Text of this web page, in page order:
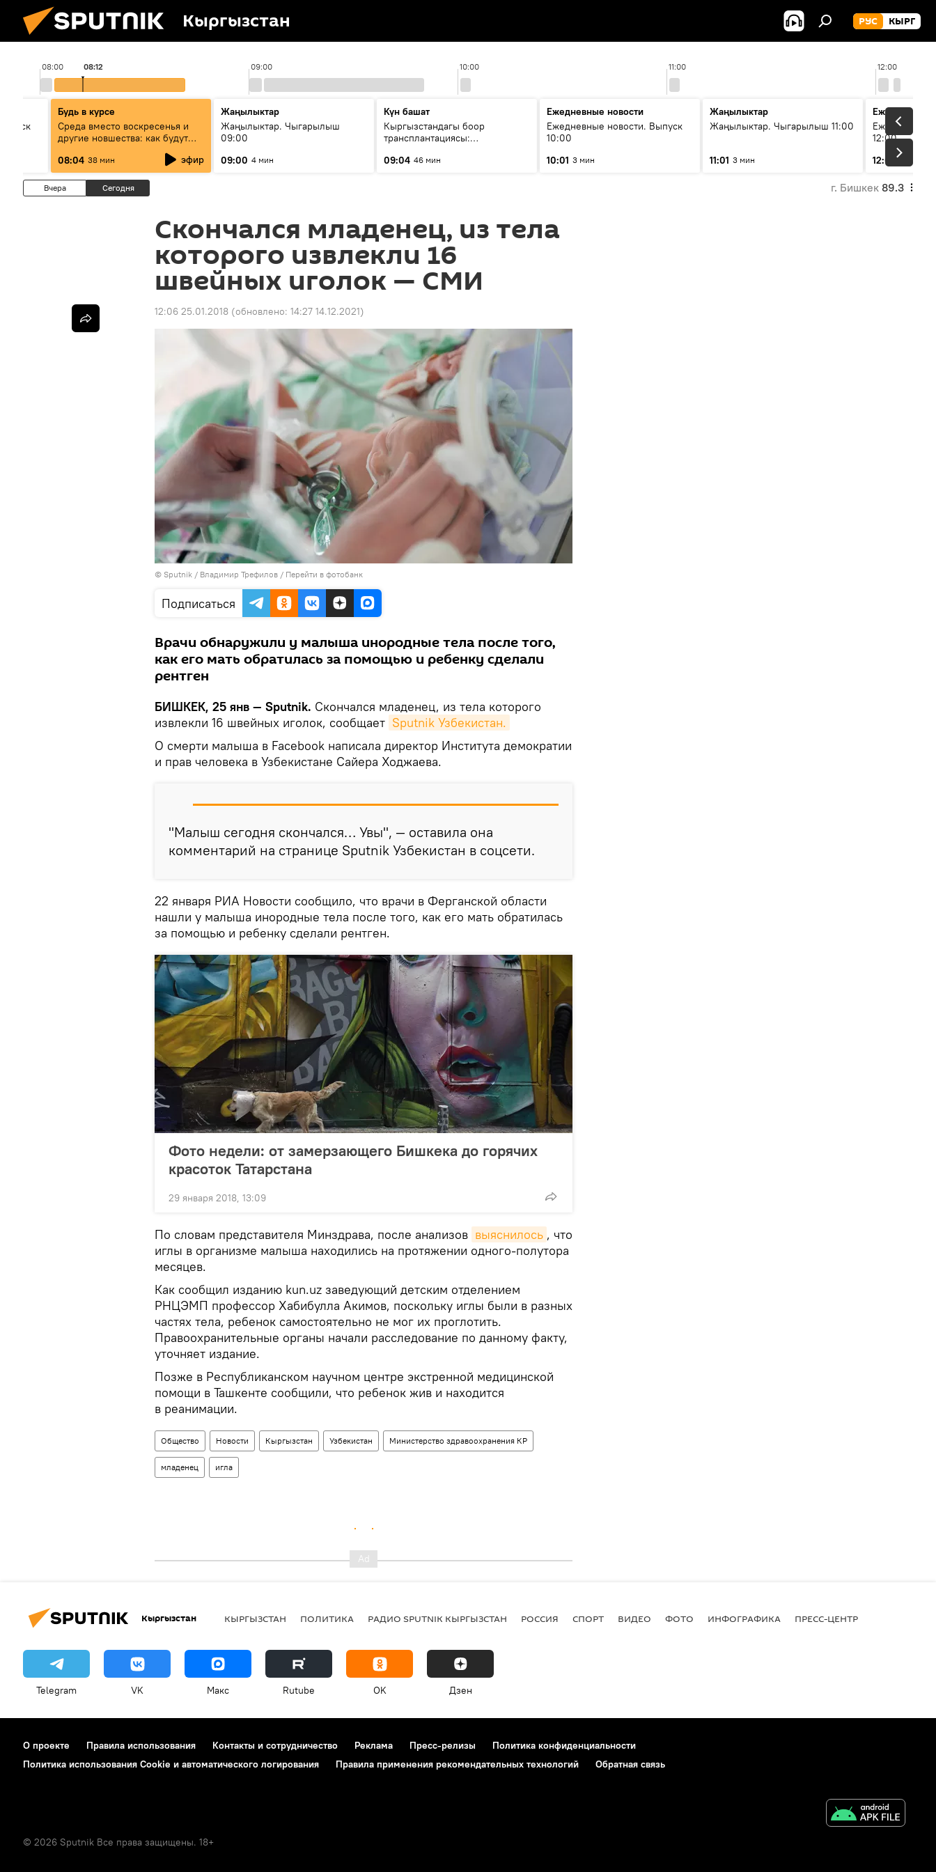
Кыргызстан РУС КЫРГ
08:00 09:00 10:00 11:00 12:00
08:12
Будь в курсе
Среда вместо воскресенья и
другие новшества: как будут
проходить выборы в КР?
08:04 38 мин эфир
Жаңылыктар
Жаңылыктар. Чыгарылыш
09:00
09:00 4 мин
Күн башат
Кыргызстандагы боор
трансплантациясы:
келечеги
09:04 46 мин
Ежедневные новости
Ежедневные новости. Выпуск
10:00
10:01 3 мин
Жаңылыктар
Жаңылыктар. Чыгарылыш 11:00
11:01 3 мин
Ежедневные
Ежедневные
12:00
12:01
3 мин
Вчера Сегодня г. Бишкек 89.3
Скончался младенец, из тела
которого извлекли 16
швейных иголок — СМИ
12:06 25.01.2018 (обновлено: 14:27 14.12.2021)
© Sputnik / Владимир Трефилов / Перейти в фотобанк
Подписаться
Врачи обнаружили у малыша инородные тела после того,
как его мать обратилась за помощью и ребенку сделали
рентген
БИШКЕК, 25 янв — Sputnik. Скончался младенец, из тела которого
извлекли 16 швейных иголок, сообщает Sputnik Узбекистан.
О смерти малыша в Facebook написала директор Института демократии
и прав человека в Узбекистане Сайера Ходжаева.
"Малыш сегодня скончался… Увы", — оставила она
комментарий на странице Sputnik Узбекистан в соцсети.
22 января РИА Новости сообщило, что врачи в Ферганской области
нашли у малыша инородные тела после того, как его мать обратилась
за помощью и ребенку сделали рентген.
Фото недели: от замерзающего Бишкека до горячих
красоток Татарстана
29 января 2018, 13:09
По словам представителя Минздрава, после анализов выяснилось , что
иглы в организме малыша находились на протяжении одного-полутора
месяцев.
Как сообщил изданию kun.uz заведующий детским отделением
РНЦЭМП профессор Хабибулла Акимов, поскольку иглы были в разных
частях тела, ребенок самостоятельно не мог их проглотить.
Правоохранительные органы начали расследование по данному факту,
уточняет издание.
Позже в Республиканском научном центре экстренной медицинской
помощи в Ташкенте сообщили, что ребенок жив и находится
в реанимации.
Общество Новости Кыргызстан Узбекистан Министерство здравоохранения КР
младенец игла
Кыргызстан КЫРГЫЗСТАН ПОЛИТИКА РАДИО SPUTNIK КЫРГЫЗСТАН РОССИЯ СПОРТ ВИДЕО ФОТО ИНФОГРАФИКА ПРЕСС-ЦЕНТР
Telegram VK Макс Rutube OK Дзен
О проекте Правила использования Контакты и сотрудничество Реклама Пресс-релизы
Политика конфиденциальности
Политика использования Cookie и автоматического логирования
Правила применения рекомендательных технологий Обратная связь
© 2026 Sputnik Все права защищены. 18+